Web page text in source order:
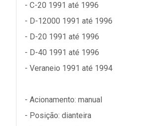
- C-20 1991 até 1996
- D-12000 1991 até 1996
- D-20 1991 até 1996
- D-40 1991 até 1996
- Veraneio 1991 até 1994
- Acionamento: manual
- Posição: dianteira